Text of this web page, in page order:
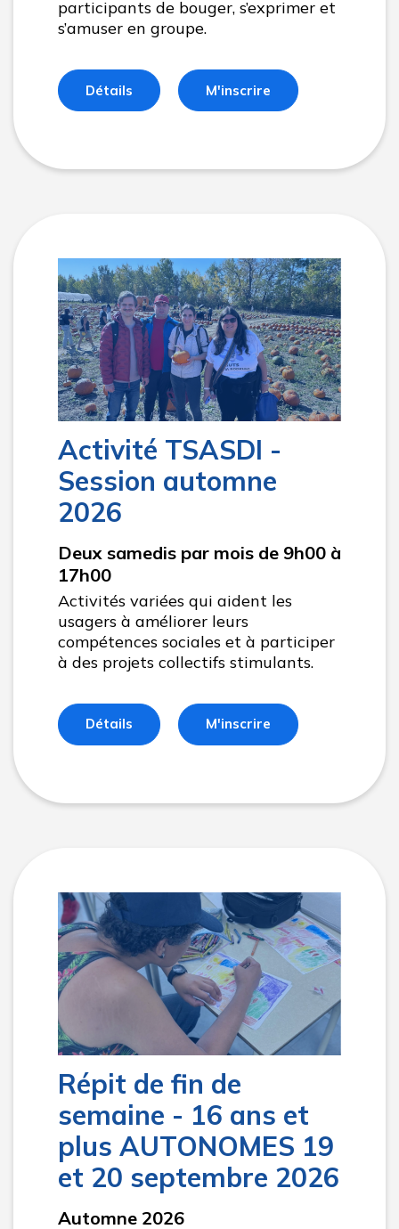
participants de bouger, s’exprimer et
s’amuser en groupe.
Détails M'inscrire
Activité TSASDI -
Session automne
2026
Deux samedis par mois de 9h00 à
17h00
Activités variées qui aident les
usagers à améliorer leurs
compétences sociales et à participer
à des projets collectifs stimulants.
Détails M'inscrire
Répit de fin de
semaine - 16 ans et
plus AUTONOMES 19
et 20 septembre 2026
Automne 2026